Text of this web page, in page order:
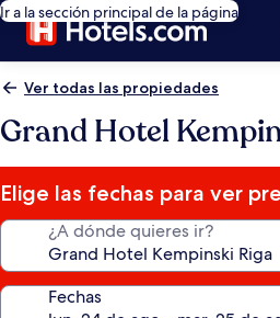
Ir a la sección principal de la página
Ver todas las propiedades
Grand Hotel
Elige las fechas para ver
¿A dónde quieres ir?
Fechas